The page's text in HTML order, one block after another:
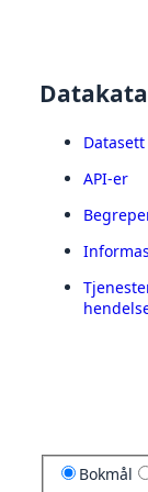
Datasett
API-er
Bokmål